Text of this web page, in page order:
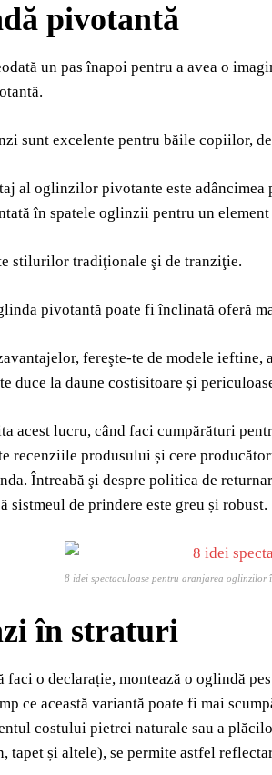
pivotantă
un pas înapoi pentru a avea o
sunt excelente pentru băile copiilor,
al oglinzilor pivotante este adâncimea
în spatele oglinzii pentru un
stilurilor tradiţionale şi de tranziţie.
pivotantă poate fi înclinată oferă
fereşte-te de modele
duce la daune costisitoare și
acest lucru, când faci cumpărături
recenziile produsului și cere
Întreabă şi despre politica de
sistmeul de prindere este greu și robust.
8 idei spectaculoase pentru aranjarea oglinzilor
în straturi
faci o declarație, montează o oglindă
ce această variantă poate fi mai
costului pietrei naturale sau a
tapet și altele), se permite astfel